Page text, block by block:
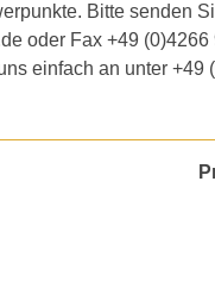
Bitte senden
oder Fax +49 (0)4266
einfach an unter +49